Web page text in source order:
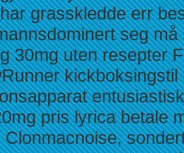
grasskledde err
seg
30mg uten resepter
pris lyrica betale
Clonmacnoise,